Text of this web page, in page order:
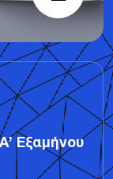
Εξαμήνου